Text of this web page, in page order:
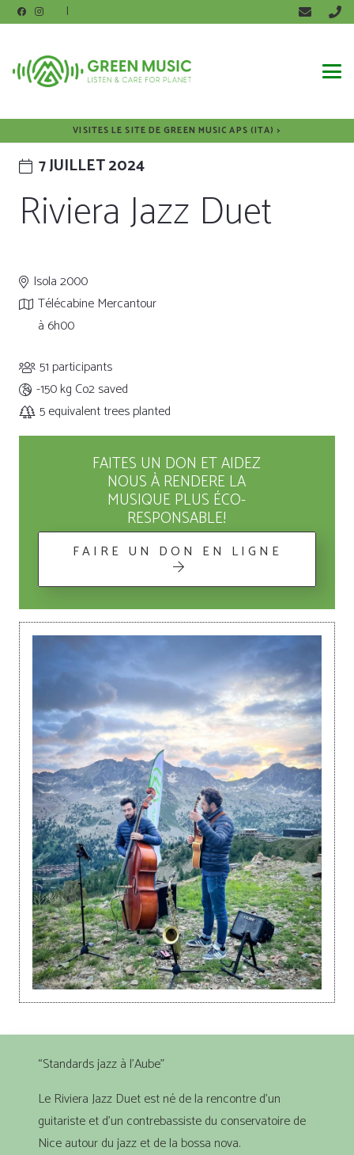
|
VISITES LE SITE DE GREEN MUSIC APS (ITA) >
“Standards jazz à l’Aube”
Le Riviera Jazz Duet est né de la rencontre d’un
guitariste et d’un contrebassiste du conservatoire de
Nice autour du jazz et de la bossa nova.
7 JUILLET 2024
Riviera Jazz Duet
Isola 2000
Télécabine Mercantour
à 6h00
51 participants
-150 kg Co2 saved
5equivalent trees planted
FAITES UN DON ET AIDEZ
NOUS À RENDERE LA
MUSIQUE PLUS ÉCO-
RESPONSABLE!
FAIRE UN DON EN LIGNE